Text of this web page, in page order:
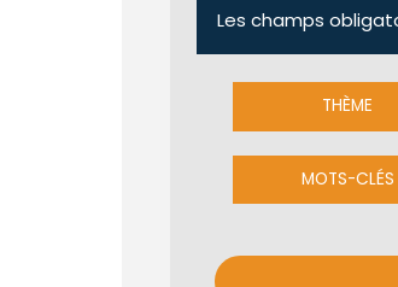
Les champs
THÈME
MOTS-CLÉS